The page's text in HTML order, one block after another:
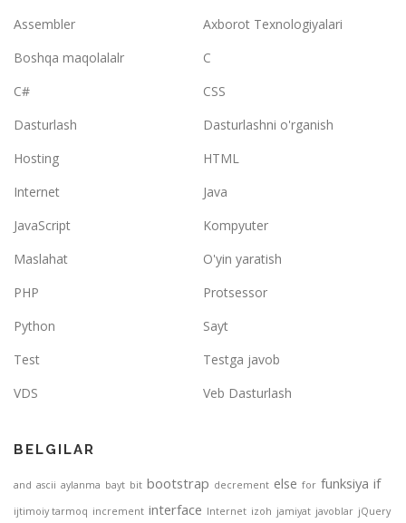
Assembler
Axborot Texnologiyalari
Boshqa maqolalalr
C
C#
CSS
Dasturlash
Dasturlashni o'rganish
Hosting
HTML
Internet
Java
JavaScript
Kompyuter
Maslahat
O'yin yaratish
PHP
Protsessor
Python
Sayt
Test
Testga javob
VDS
Veb Dasturlash
BELGILAR
and ascii aylanma bayt bit bootstrap decrement else for funksiya if
ijtimoiy tarmoq increment interface Internet izoh jamiyat javoblar jQuery